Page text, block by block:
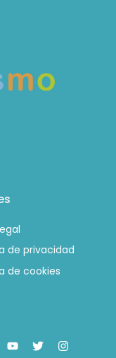
de privacidad
de cookies